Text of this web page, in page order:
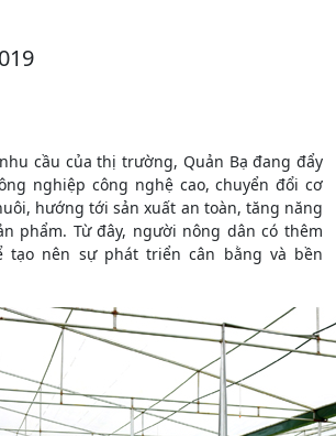
cầu của thị trường, Quản Bạ đang đẩy
nghiệp công nghệ cao, chuyển đổi cơ
hướng tới sản xuất an toàn, tăng năng
phẩm. Từ đây, người nông dân có thêm
tạo nên sự phát triển cân bằng và bền